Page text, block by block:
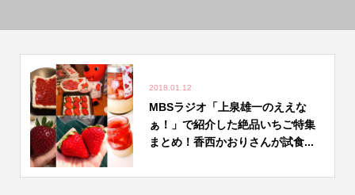
2018.01.12
MBSラジオ「上泉雄一のええな
ぁ！」で紹介した絶品いちご特集
まとめ！香西かおりさんが試食...